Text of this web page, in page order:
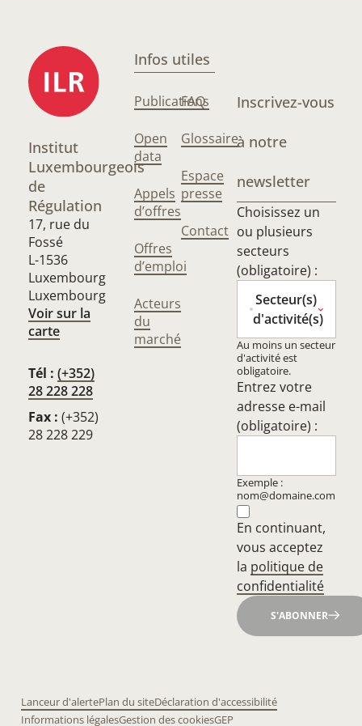
Institut
Luxembourgeois
de
Régulation
17, rue du
Fossé
L-1536
Luxembourg
Luxembourg
Voir sur la
carte
Tél : (+352)
28 228 228
Fax : (+352)
28 228 229
Infos utiles
Publications
Open
data
Appels
d’offres
Offres
d’emploi
Acteurs
du
marché
FAQ
Glossaire
Espace
presse
Contact
Inscrivez-vous
à notre
newsletter
Choisissez un
ou plusieurs
secteurs
(obligatoire) :
Secteur(s)
d'activité(s)
Au moins un secteur
d'activité est
obligatoire.
Entrez votre
adresse e-mail
(obligatoire) :
Exemple :
nom@domaine.com
En continuant,
vous acceptez
la politique de
confidentialité
S'ABONNER
Lanceur d'alertePlan du siteDéclaration d'accessibilité
Informations légalesGestion des cookiesGEP